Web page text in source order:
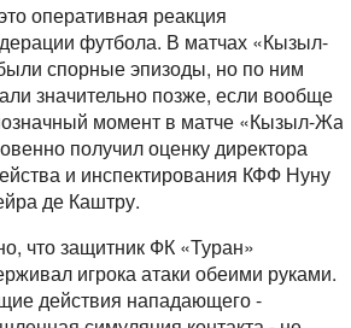
оперативная реакция
футбола. В матчах «Кызыл-
спорные эпизоды, но по ним
значительно позже, если вообще
момент в матче «Кызыл-
получил оценку директора
и инспектирования КФФ Нуну
де Каштру.
что защитник ФК «Туран»
игрока атаки обеими руками.
действия нападающего -